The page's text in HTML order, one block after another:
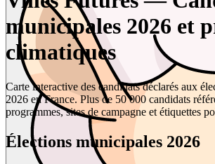
municipales 2026 et
climatiques
Carte interactive des candidats déclarés aux
2026 en France. Plus de 50 000 candidats
programmes, sites de campagne et étiquettes
Élections municipales 2026